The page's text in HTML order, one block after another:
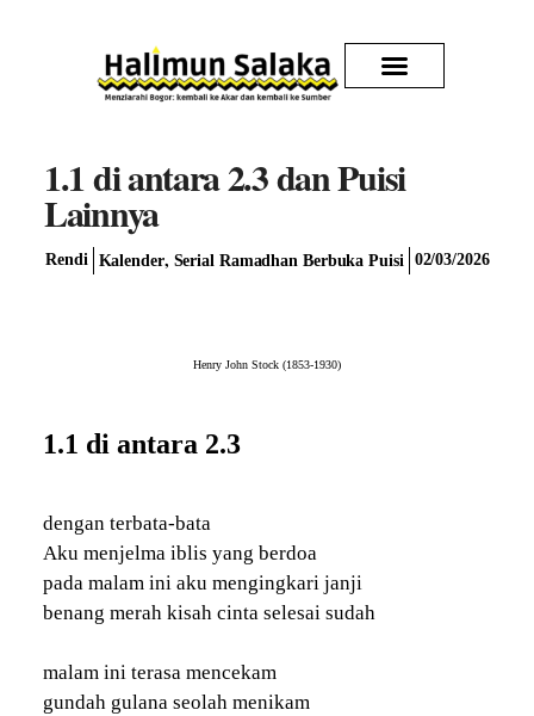
1.1 di antara 2.3 dan Puisi
Lainnya
Rendi Kalender, Serial Ramadhan Berbuka Puisi 02/03/2026
Henry John Stock (1853-1930)
1.1 di antara 2.3
dengan terbata-bata
Aku menjelma iblis yang berdoa
pada malam ini aku mengingkari janji
benang merah kisah cinta selesai sudah
malam ini terasa mencekam
gundah gulana seolah menikam